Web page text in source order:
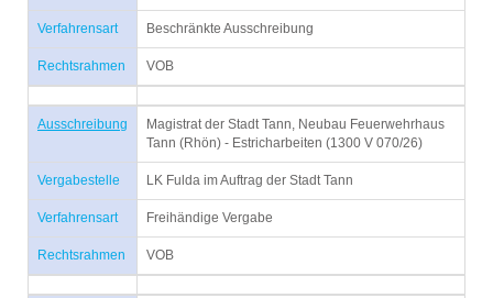
Verfahrensart Beschränkte Ausschreibung
Rechtsrahmen VOB
Ausschreibung
Magistrat der Stadt Tann, Neubau Feuerwehrhaus
Tann (Rhön) - Estricharbeiten (1300 V 070/26)
Vergabestelle LK Fulda im Auftrag der Stadt Tann
Verfahrensart Freihändige Vergabe
Rechtsrahmen VOB